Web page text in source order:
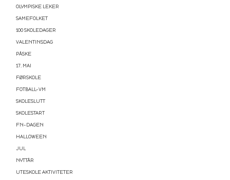
OLYMPISKE LEKER
SAMEFOLKET
100 SKOLEDAGER
VALENTINSDAG
PÅSKE
17. MAI
FØRSKOLE
FOTBALL-VM
SKOLESLUTT
SKOLESTART
FN-DAGEN
HALLOWEEN
JUL
NYTTÅR
UTESKOLE AKTIVITETER